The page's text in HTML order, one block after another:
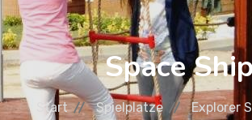
Space
Start Spielplatze Explorer